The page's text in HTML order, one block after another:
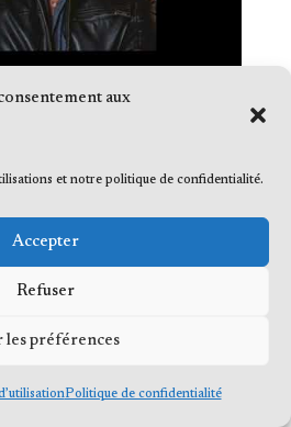
aux
et notre politique de confidentialité.
Accepter
Refuser
les préférences
Politique de confidentialité